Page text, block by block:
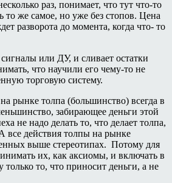
раз, понимает, что тут что-то
то же самое, но уже без стопов. Цена
разворота до момента, когда что- то
или ДУ, и сливает остатки
что научили его чему-то не
торговую систему.
рынке толпа (большинство) всегда в
забирающее деньги этой
не надо делать то, что делает толпа,
все действия толпы на рынке
выше стереотипах. Потому для
их, как аксиомы, и включать в
то, что приносит деньги, а не